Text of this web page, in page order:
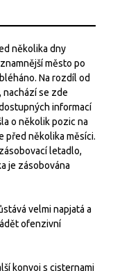
několika dny
město po
Na rozdíl od
nachází se zde
informací
o několik pozic na
před několika měsíci.
letadlo,
je zásobována
velmi napjatá a
ofenzivní
konvoj s cisternami